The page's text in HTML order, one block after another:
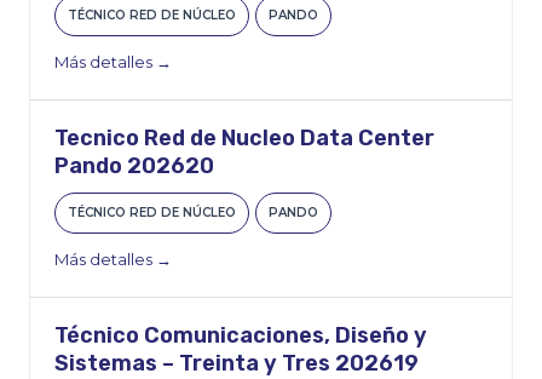
TÉCNICO RED DE NÚCLEO PANDO
Más detalles
Tecnico Red de Nucleo Data Center
Pando 202620
TÉCNICO RED DE NÚCLEO PANDO
Más detalles
Técnico Comunicaciones, Diseño y
Sistemas – Treinta y Tres 202619